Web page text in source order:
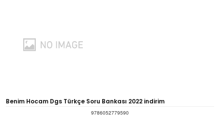
Benim Hocam Dgs Türkçe Soru Bankası 2022 indirim
9786052779590